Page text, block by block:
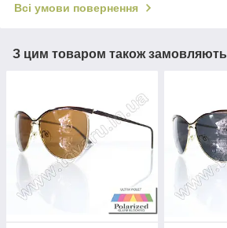
Всі умови повернення
З цим товаром також замовляють